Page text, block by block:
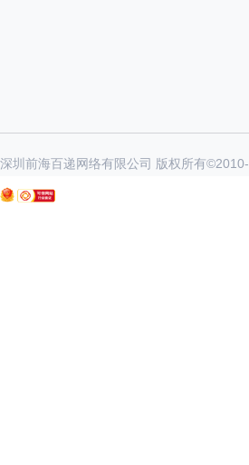
深圳前海百递网络有限公司 版权所有©2010-